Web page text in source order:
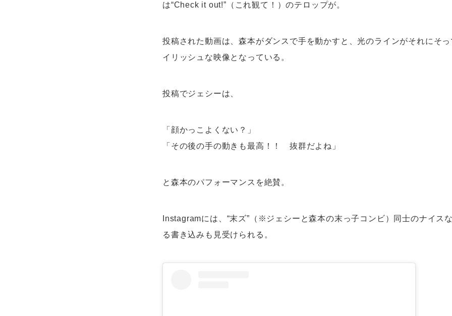
は“Check it out!”（これ観て！）のテロップが。
投稿された動画は、森本がダンスで手を動かすと、光のラインがそれにそ
イリッシュな映像となっている。
投稿でジェシーは、
「顔かっこよくない？」
「その後の手の動きも最高！！ 抜群だよね」
と森本のパフォーマンスを絶賛。
Instagramには、“末ズ”（※ジェシーと森本の末っ子コンビ）同士のナイス
る書き込みも見受けられる。